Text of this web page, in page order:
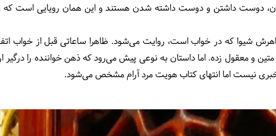
دوست داشتن و دوست داشته شدن هستند و این همان رویایی است که
شیوا که در خواب است، روایت می‌شود. ظاهرا ساعاتی قبل از خواب
و معقول زده. اما داستان به نوعی پیش می‌رود که ذهن خواننده را درگیر
خبری نیست اما انتهای کتاب هویت مرد آرام مشخص می‌شود.